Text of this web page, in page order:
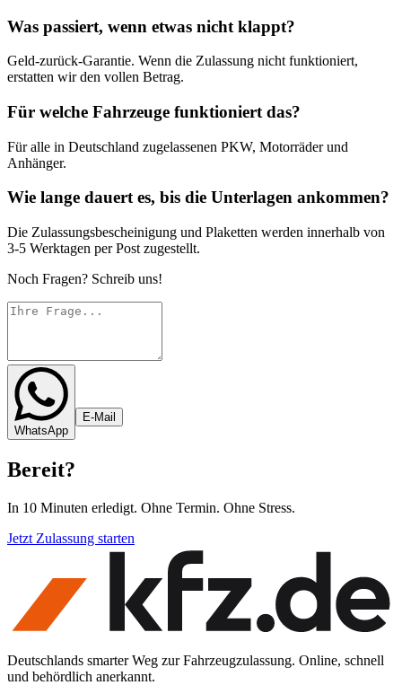
Was passiert, wenn etwas nicht klappt?
Geld-zurück-Garantie. Wenn die Zulassung nicht funktioniert,
erstatten wir den vollen Betrag.
Für welche Fahrzeuge funktioniert das?
Für alle in Deutschland zugelassenen PKW, Motorräder und
Anhänger.
Wie lange dauert es, bis die Unterlagen ankommen?
Die Zulassungsbescheinigung und Plaketten werden innerhalb von
3-5 Werktagen per Post zugestellt.
Noch Fragen? Schreib uns!
WhatsApp
E-Mail
Bereit?
In 10 Minuten erledigt. Ohne Termin. Ohne Stress.
Jetzt Zulassung starten
Deutschlands smarter Weg zur Fahrzeugzulassung. Online, schnell
und behördlich anerkannt.